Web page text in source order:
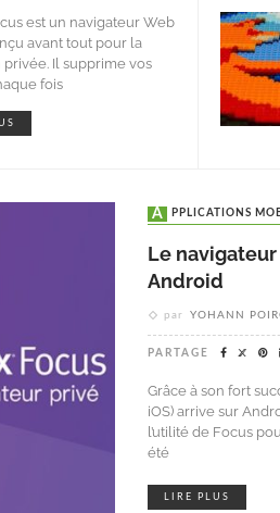
est un navigateur Web
avant tout pour la
privée. Il supprime vos
fois
APPLICATIONS
Le
Android
par YOHANN
PARTAGE
Grâce à son fort
iOS) arrive sur
l’utilité de Focus
été
LIRE PLUS